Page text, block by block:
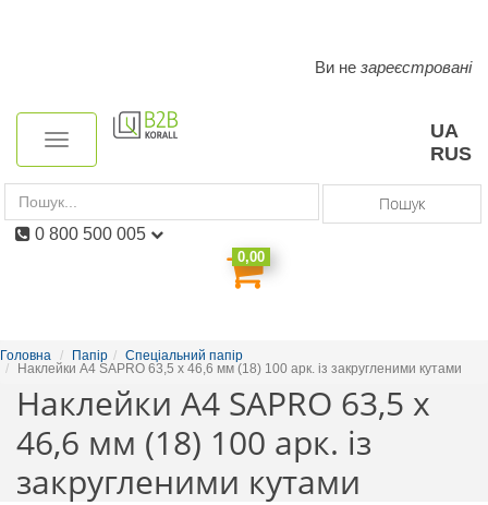
navigation
Toggle
UA
RUS
Пошук
0,00
Ви не зареєстровані
0 800 500 005
Головна Папір
Спеціальний папір
Наклейки А4 SAPRO 63,5 x 46,6 мм (18) 100 арк. із закругленими кутами
Наклейки А4 SAPRO 63,5 x
46,6 мм (18) 100 арк. із
закругленими кутами